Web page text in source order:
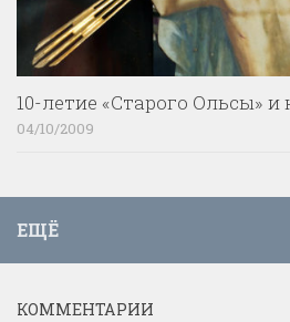
10-летие «Старого Ольсы» и
04/10/2009
ЕЩЁ
КОММЕНТАРИИ